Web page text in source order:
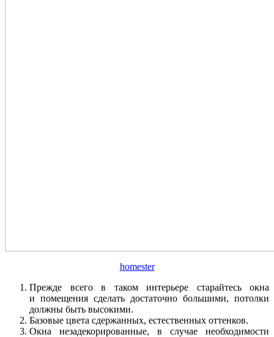
homester
Прежде всего в таком интерьере старайтесь окна
и помещения сделать достаточно большими, потолки
должны быть высокими.
Базовые цвета сдержанных, естественных оттенков.
Окна незадекорированные, в случае необходимости